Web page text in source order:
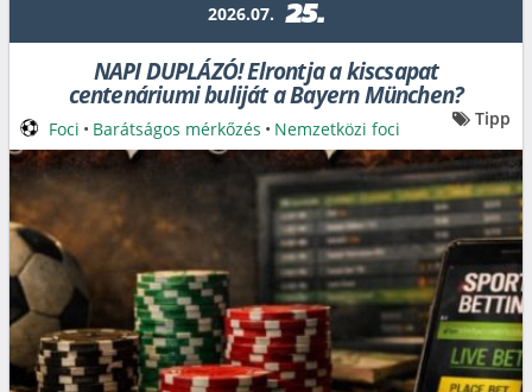
2026.07. 25.
NAPI DUPLÁZÓ! Elrontja a kiscsapat
centenáriumi buliját a Bayern München?
Foci • Barátságos mérkőzés • Nemzetközi foci Tipp